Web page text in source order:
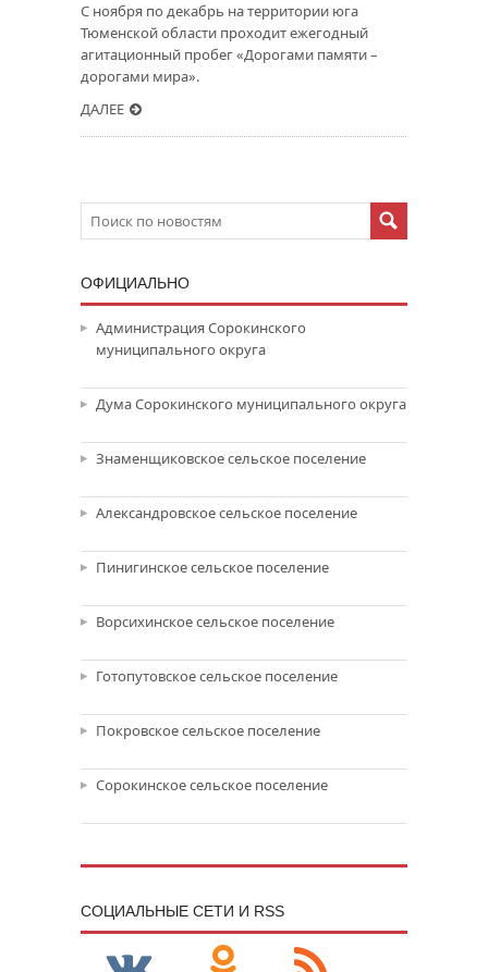
С ноября по декабрь на территории юга
Тюменской области проходит ежегодный
агитационный пробег «Дорогами памяти –
дорогами мира».
ДАЛЕЕ
ОФИЦИАЛЬНО
Администрация Сорокинского
муниципального округа
Дума Сорокинского муниципального округа
Знаменщиковское сельское поселение
Александровское сельское поселение
Пинигинское сельское поселение
Ворсихинское сельское поселение
Готопутовское сельское поселение
Покровское сельское поселение
Сорокинское сельское поселение
CОЦИАЛЬНЫЕ СЕТИ И RSS